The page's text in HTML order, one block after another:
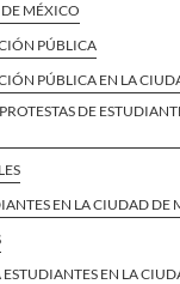
MÉXICO
PÚBLICA
PÚBLICA EN LA
DE
EN LA CIUDAD DE
EN LA